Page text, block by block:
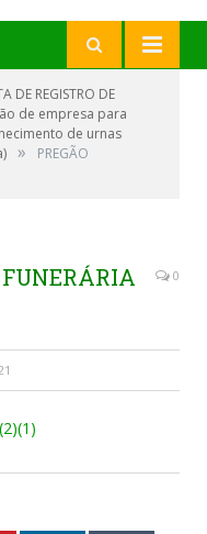
DE REGISTRO DE
de empresa para
de urnas
»
PREGÃO
FUNERÁRIA
0